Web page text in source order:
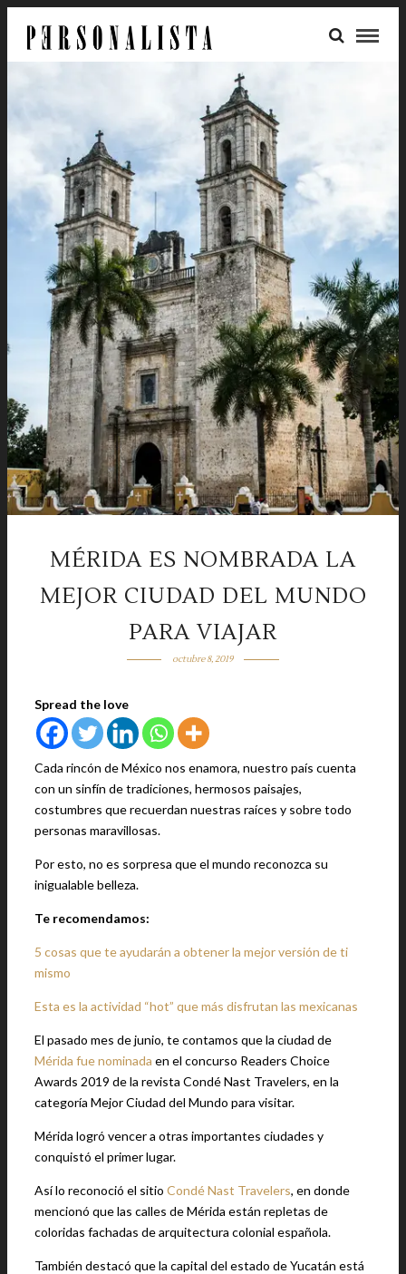
MÉRIDA ES NOMBRADA LA
MEJOR CIUDAD DEL MUNDO
PARA VIAJAR
octubre 8, 2019
Spread the love
Cada rincón de México nos enamora, nuestro país cuenta
con un sinfín de tradiciones, hermosos paisajes,
costumbres que recuerdan nuestras raíces y sobre todo
personas maravillosas.
Por esto, no es sorpresa que el mundo reconozca su
inigualable belleza.
Te recomendamos:
5 cosas que te ayudarán a obtener la mejor versión de ti
mismo
Esta es la actividad “hot” que más disfrutan las mexicanas
El pasado mes de junio, te contamos que la ciudad de
Mérida fue nominada en el concurso Readers Choice
Awards 2019 de la revista Condé Nast Travelers, en la
categoría Mejor Ciudad del Mundo para visitar.
Mérida logró vencer a otras importantes ciudades y
conquistó el primer lugar.
Así lo reconoció el sitio Condé Nast Travelers, en donde
mencionó que las calles de Mérida están repletas de
coloridas fachadas de arquitectura colonial española.
También destacó que la capital del estado de Yucatán está